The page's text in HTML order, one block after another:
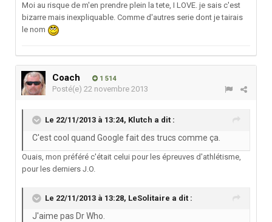
Moi au risque de m'en prendre plein la tete, I LOVE. je sais c'est
bizarre mais inexpliquable. Comme d'autres serie dont je tairais
le nom
Coach 1 514
Posté(e) 22 novembre 2013
Le 22/11/2013 à 13:24, Klutch a dit :
C'est cool quand Google fait des trucs comme ça.
Ouais, mon préféré c'était celui pour les épreuves d'athlétisme,
pour les derniers J.O.
Le 22/11/2013 à 13:28, LeSolitaire a dit :
J'aime pas Dr Who.